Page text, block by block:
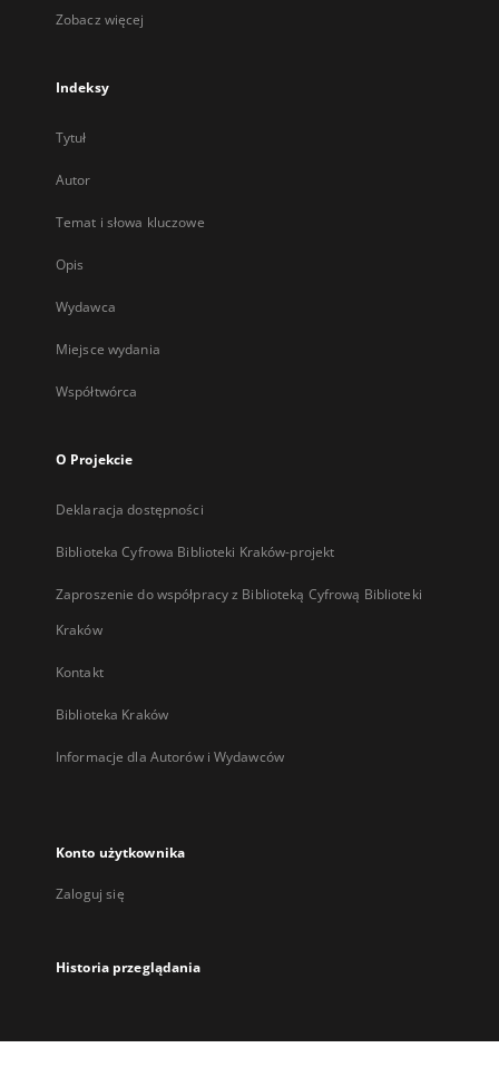
Zobacz więcej
Indeksy
Tytuł
Autor
Temat i słowa kluczowe
Opis
Wydawca
Miejsce wydania
Współtwórca
O Projekcie
Deklaracja dostępności
Biblioteka Cyfrowa Biblioteki Kraków-projekt
Zaproszenie do współpracy z Biblioteką Cyfrową Biblioteki
Kraków
Kontakt
Biblioteka Kraków
Informacje dla Autorów i Wydawców
Konto użytkownika
Zaloguj się
Historia przeglądania